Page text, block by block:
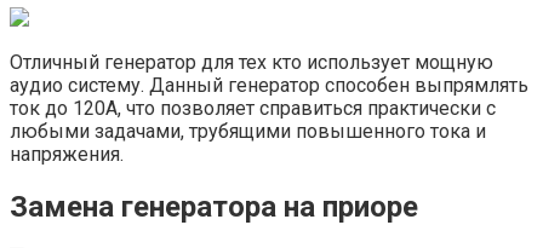
Отличный генератор для тех кто использует мощную
аудио систему. Данный генератор способен выпрямлять
ток до 120А, что позволяет справиться практически с
любыми задачами, трубящими повышенного тока и
напряжения.
Замена генератора на приоре